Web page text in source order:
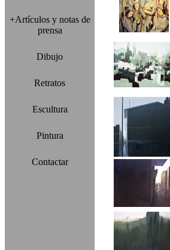
+Artículos y notas de
prensa
Dibujo
Retratos
Escultura
Pintura
Contactar